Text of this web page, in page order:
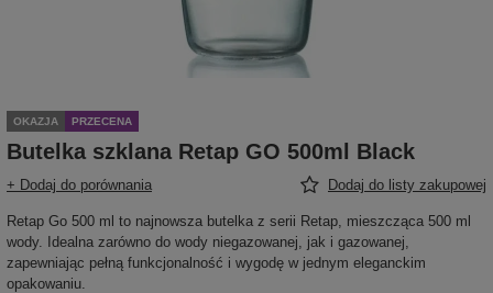
OKAZJA PRZECENA
Butelka szklana Retap GO 500ml Black
+ Dodaj do porównania Dodaj do listy zakupowej
Retap Go 500 ml to najnowsza butelka z serii Retap, mieszcząca 500 ml
wody. Idealna zarówno do wody niegazowanej, jak i gazowanej,
zapewniając pełną funkcjonalność i wygodę w jednym eleganckim
opakowaniu.